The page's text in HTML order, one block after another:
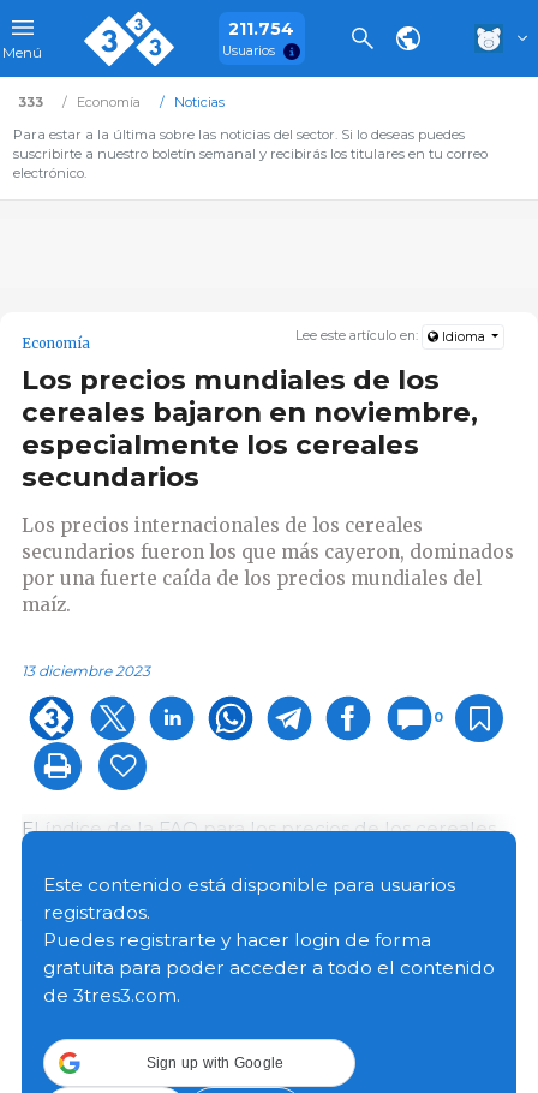
Menú
211.754
Usuarios
333 Economía
Noticias
Para estar a la última sobre las noticias del sector. Si lo deseas puedes
suscribirte a nuestro boletín semanal y recibirás los titulares en tu correo
electrónico.
Lee este artículo en: Idioma
Economía
Los precios mundiales de los
cereales bajaron en noviembre,
especialmente los cereales
secundarios
Los precios internacionales de los cereales
secundarios fueron los que más cayeron, dominados
por una fuerte caída de los precios mundiales del
maíz.
13 diciembre 2023
0
El índice de la FAO para los precios de los cereales
esto es, 3,7 puntos (un 3,0 %) menos que en octubre
y 29,1 puntos (un 19,4 %) por debajo del valor
alcanzado hace un año.
Los precios internacionales de los cereales
respecto del mes anterior. El descenso obedeció
principalmente a la
disminución acusada de los
Este contenido está disponible para usuarios
registrados.
Puedes registrarte y hacer login de forma
gratuita para poder acceder a todo el contenido
de 3tres3.com.
Sign up with Google